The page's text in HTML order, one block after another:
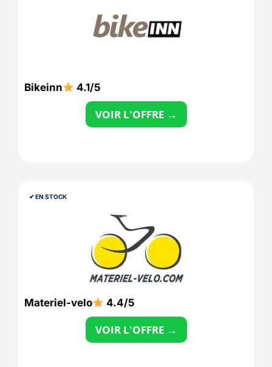
Bikeinn 4.1/5
VOIR L'OFFRE →
✔︎ EN STOCK
Materiel-velo 4.4/5
VOIR L'OFFRE →